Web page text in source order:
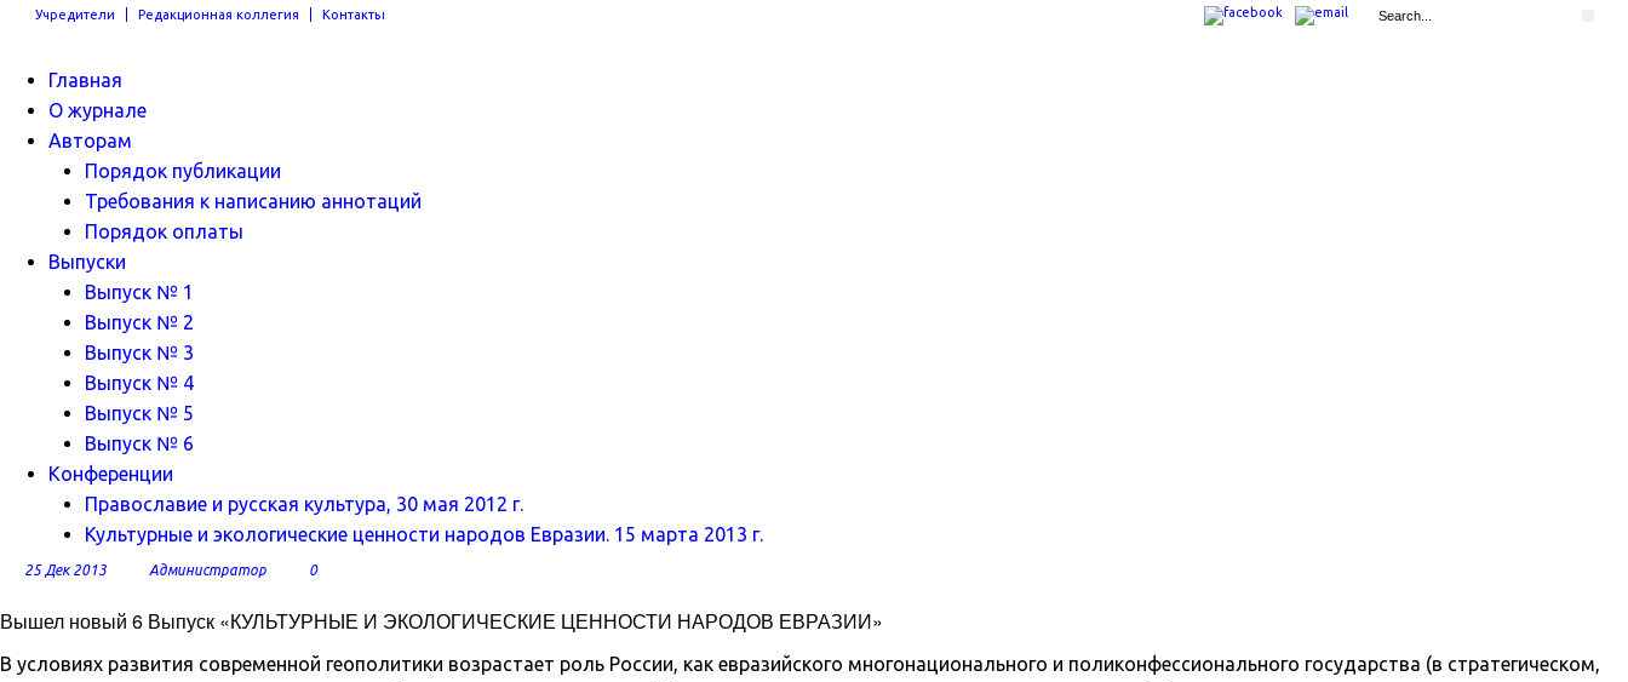
Учредители Редакционная коллегия Контакты
Главная
О журнале
Авторам
Порядок публикации
Требования к написанию аннотаций
Порядок оплаты
Выпуски
Выпуск № 1
Выпуск № 2
Выпуск № 3
Выпуск № 4
Выпуск № 5
Выпуск № 6
Конференции
Православие и русская культура, 30 мая 2012 г.
Культурные и экологические ценности народов Евразии. 15 марта 2013 г.
25 Дек 2013 Администратор 0
Вышел новый 6 Выпуск «КУЛЬТУРНЫЕ И ЭКОЛОГИЧЕСКИЕ ЦЕННОСТИ НАРОДОВ ЕВРАЗИИ»
В условиях развития современной геополитики возрастает роль России, как евразийского многонационального и поликонфессионального государства (в стратегическом,